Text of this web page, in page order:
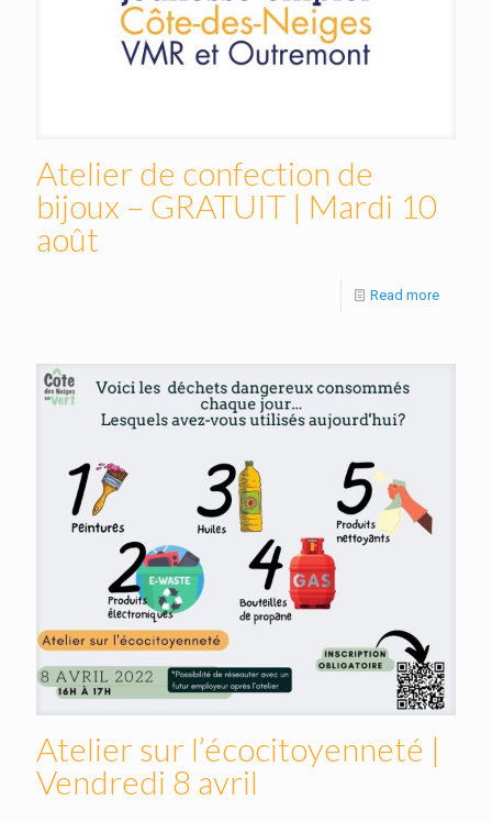
Atelier de confection de
bijoux – GRATUIT | Mardi 10
août
Read more
Atelier sur l’écocitoyenneté |
Vendredi 8 avril